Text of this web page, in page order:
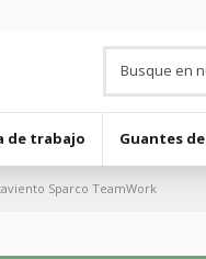
de trabajo Guantes
Sparco TeamWork